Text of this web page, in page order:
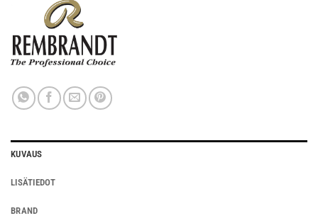
KUVAUS
LISÄTIEDOT
BRAND